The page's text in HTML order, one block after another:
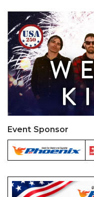
Event Sponsor